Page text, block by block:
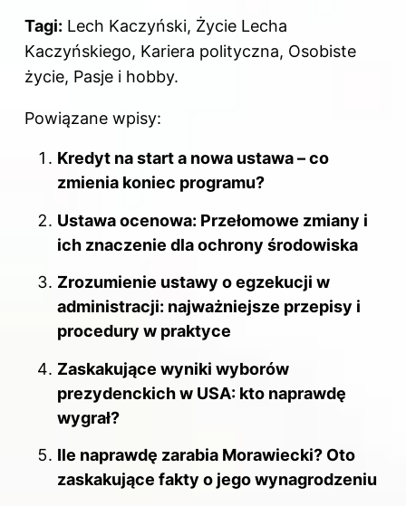
Tagi: Lech Kaczyński, Życie Lecha
Kaczyńskiego, Kariera polityczna, Osobiste
życie, Pasje i hobby.
Powiązane wpisy:
Kredyt na start a nowa ustawa – co
zmienia koniec programu?
Ustawa ocenowa: Przełomowe zmiany i
ich znaczenie dla ochrony środowiska
Zrozumienie ustawy o egzekucji w
administracji: najważniejsze przepisy i
procedury w praktyce
Zaskakujące wyniki wyborów
prezydenckich w USA: kto naprawdę
wygrał?
Ile naprawdę zarabia Morawiecki? Oto
zaskakujące fakty o jego wynagrodzeniu